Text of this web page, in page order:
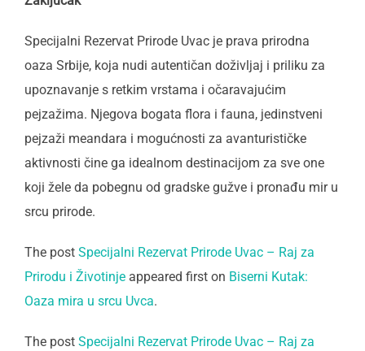
Specijalni Rezervat Prirode Uvac je prava prirodna
oaza Srbije, koja nudi autentičan doživljaj i priliku za
upoznavanje s retkim vrstama i očaravajućim
pejzažima. Njegova bogata flora i fauna, jedinstveni
pejzaži meandara i mogućnosti za avanturističke
aktivnosti čine ga idealnom destinacijom za sve one
koji žele da pobegnu od gradske gužve i pronađu mir u
srcu prirode.
The post Specijalni Rezervat Prirode Uvac – Raj za
Prirodu i Životinje appeared first on Biserni Kutak:
Oaza mira u srcu Uvca.
The post Specijalni Rezervat Prirode Uvac – Raj za